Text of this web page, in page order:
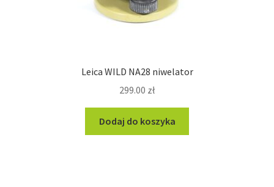
Leica WILD NA28 niwelator
299.00 zł
Dodaj do koszyka